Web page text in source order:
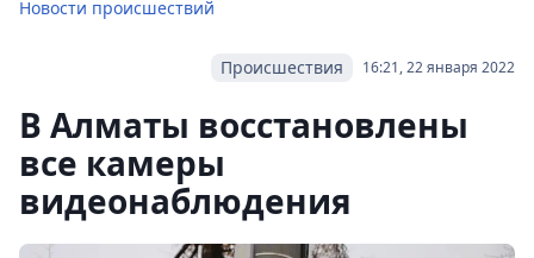
Новости происшествий
16:21, 22 января 2022
Происшествия
В Алматы восстановлены
все камеры
видеонаблюдения